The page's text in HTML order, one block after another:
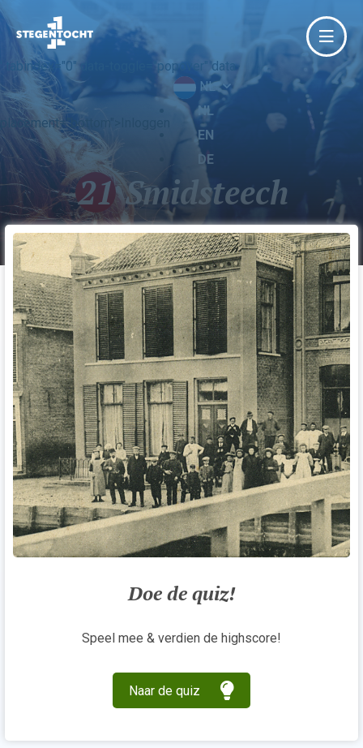
' tabindex="0" data-toggle="popover" data-
placement="bottom">Inloggen
NL
NL
EN
DE
21Smidsteech
Doe de quiz!
Speel mee & verdien de highscore!
Naar de quiz